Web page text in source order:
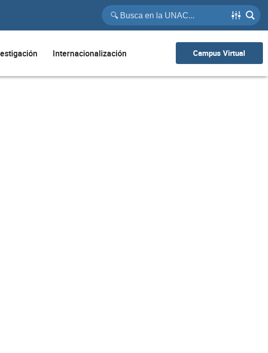
Internacionalización Campus Virtual